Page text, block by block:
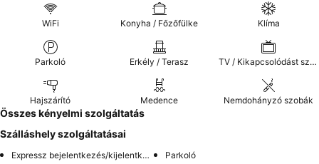
WiFi Konyha / Főzőfülke Klíma
Parkoló Erkély / Terasz TV / Kikapcsolódást szolgáló extrák
Hajszárító Medence Nemdohányzó szobák
Összes kényelmi szolgáltatás
Szálláshely szolgáltatásai
Expressz bejelentkezés/kijelentkezés
Parkoló